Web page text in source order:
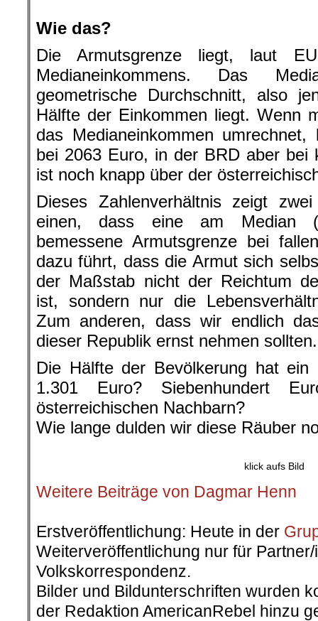
Wie das?
Die Armutsgrenze liegt, laut
Medianeinkommens. Das
geometrische Durchschnitt, also
Hälfte der Einkommen liegt. Wenn
das Medianeinkommen
bei 2063 Euro, in der BRD aber bei
ist noch knapp über der
Dieses Zahlenverhältnis zeigt
einen, dass eine am Median
bemessene Armutsgrenze bei
dazu führt, dass die Armut sich
der Maßstab nicht der Reichtum
ist, sondern nur die
Zum anderen, dass wir endlich
dieser Republik ernst nehmen sollten.
Die Hälfte der Bevölkerung hat ein
1.301 Euro? Siebenhundert
österreichischen Nachbarn?
Wie lange dulden wir diese Räuber
klick aufs Bild
Weitere Beiträge von Dagmar Henn
Erstveröffentlichung: Heute in der
Weiterveröffentlichung nur für
Volkskorrespondenz.
Bilder und Bildunterschriften wurden
der Redaktion AmericanRebel hinzu